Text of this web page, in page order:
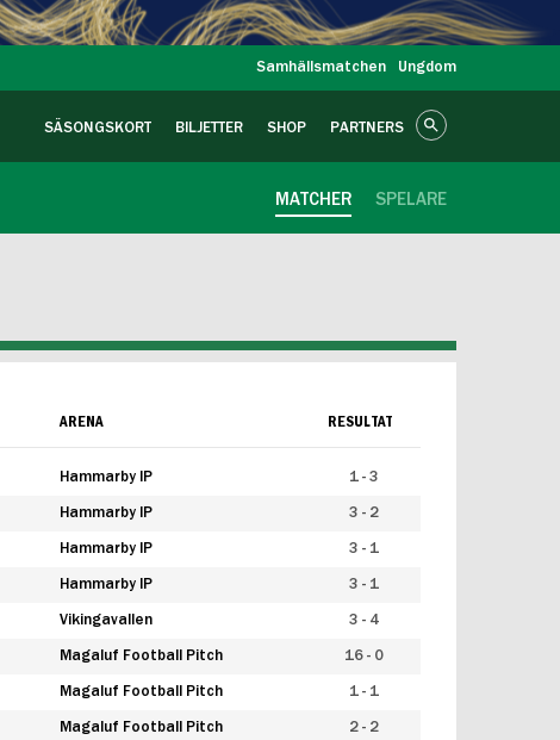
Samhällsmatchen Ungdom
SÄSONGSKORT BILJETTER SHOP PARTNERS
SPELARE
MATCHER
ARENA RESULTAT
Hammarby IP 1 - 3
Hammarby IP 3 - 2
Hammarby IP 3 - 1
Hammarby IP 3 - 1
Vikingavallen 3 - 4
Magaluf Football Pitch 16 - 0
Magaluf Football Pitch 1 - 1
Magaluf Football Pitch 2 - 2